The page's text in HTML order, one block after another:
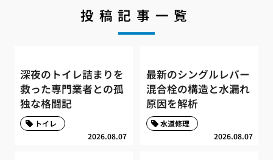
投稿記事一覧
深夜のトイレ詰まりを
救った専門業者との孤
独な格闘記
2026.08.07
トイレ
最新のシングルレバー
混合栓の構造と水漏れ
原因を解析
2026.08.07
水道修理